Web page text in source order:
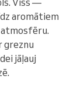
aromātiem
greznu
jāļauj